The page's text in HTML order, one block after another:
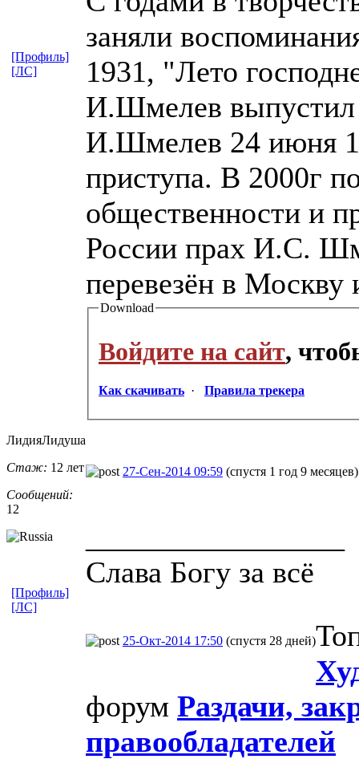
заняли
1931, "Лето
И.Шмелев выпустил
И.Шмелев 24 июня
приступа. В 2000г
общественности и
России прах И.С.
перевезён в Москву
Download
Войдите на сайт,
Как скачивать · Правила трекера
[Профиль]
[ЛС]
ЛидияЛидуша
Стаж: 12 лет
Сообщений:
12
27-Сен-2014 09:59 (спустя 1 год 9 месяцев)
Слава Богу за всё
[Профиль]
[ЛС]
25-Окт-2014 17:50 (спустя 28 дней)
форум Раздачи,
правообладателей